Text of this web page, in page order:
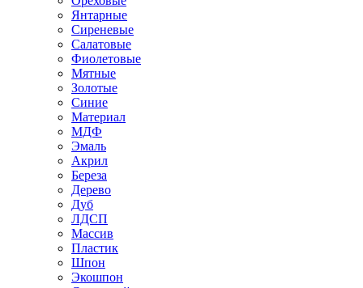
Янтарные
Сиреневые
Салатовые
Фиолетовые
Мятные
Золотые
Синие
Материал
МДФ
Эмаль
Акрил
Береза
Дерево
Дуб
ЛДСП
Массив
Пластик
Шпон
Экошпон